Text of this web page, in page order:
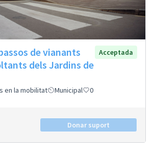
de vianants
dels Jardins de
Acceptada
en la mobilitat Municipal 0
Donar suport